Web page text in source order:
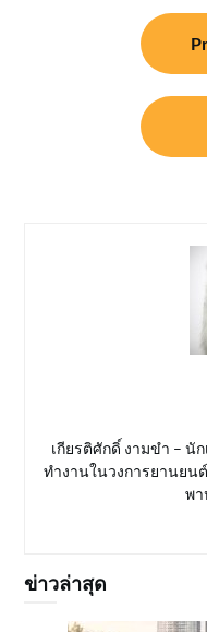
เกียรติศักดิ์ งามขำ – นั
ทำงานในวงการยานยน
พา
ข่าวล่าสุด